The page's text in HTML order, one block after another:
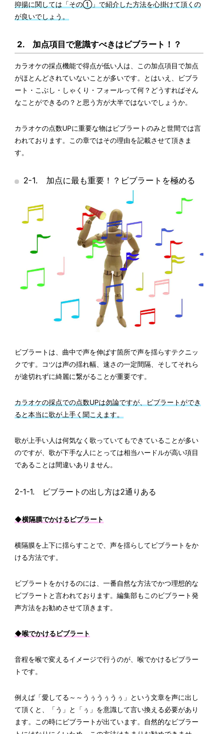
抑揚に関しては「その①」で紹介した方法を心掛けて頂くの
が良いでしょう。
2. 加点項目で意識すべきはビブラート！？
カラオケの採点機能で得点が低い人は、この加点項目で加点
がほとんどされていないことが多いです。とはいえ、ビブラ
ート・こぶし・しゃくり・フォールって何？どうすればそん
なことができるの？と思う方が大半ではないでしょうか。
カラオケの点数UPに重要な物はビブラートのみと世間では言
われております。この章ではその理由を記載させて頂きま
す。
2-1. 加点に最も重要！？ビブラートを極める
ビブラートは、曲中で声を伸ばす箇所で声を揺らすテクニッ
クです。コツは声の揺れ幅、速さの一定間隔、そしてそれら
が途切れずに綺麗に繋がることが重要です。
カラオケの採点での点数UPは勿論ですが、ビブラートができ
ると本当に歌が上手く聞こえます。
歌が上手い人は何気なく歌っていてもできていることが多い
のですが、歌が下手な人にとっては相当ハードルが高い項目
であることは間違いありません。
2-1-1. ビブラートの出し方は2通りある
◆横隔膜でかけるビブラート
横隔膜を上下に揺らすことで、声を揺らしてビブラートをか
ける方法です。
ビブラートをかけるのには、一番自然な方法でかつ理想的な
ビブラートと言われております。編集部もこのビブラート発
声方法をお勧めさせて頂きます。
◆喉でかけるビブラート
音程を喉で変えるイメージで行うのが、喉でかけるビブラー
トです。
例えば「愛してる～～うぅうぅうぅ」という文章を声に出し
て頂くと、「う」と「ぅ」を意識して言い換える必要があり
ます。この時にビブラートが出ています。自然的なビブラー